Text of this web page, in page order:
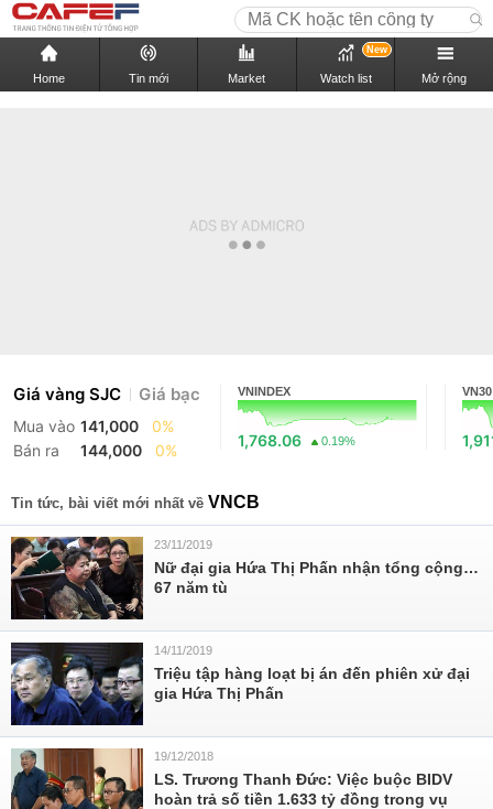
Home Tin mới Market Watch list
New
Mở rộng
Giá vàng SJC Giá bạc
Mua vào 141,000
0%
Bán ra
144,000 0%
VNINDEX
1,768.06 0.19%
VN30
Tin tức, bài viết mới nhất về VNCB
23/11/2019
Nữ đại gia Hứa Thị Phấn nhận tổng cộng…
67 năm tù
14/11/2019
Triệu tập hàng loạt bị án đến phiên xử đại
gia Hứa Thị Phấn
19/12/2018
LS. Trương Thanh Đức: Việc buộc BIDV
hoàn trả số tiền 1.633 tỷ đồng trong vụ